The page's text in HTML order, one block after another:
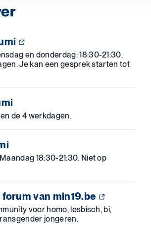
en donderdag: 18:30-21:30.
Je kan een gesprek starten tot
de 4 werkdagen.
18:30-21:30. Niet op
van min19.be
voor homo, lesbisch, bi,
jongeren.